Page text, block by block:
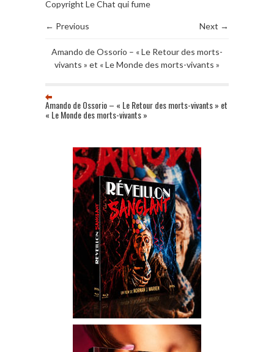
Copyright Le Chat qui fume
← Previous Next →
Amando de Ossorio – « Le Retour des morts-
vivants » et « Le Monde des morts-vivants »
Amando de Ossorio – « Le Retour des morts-vivants » et
« Le Monde des morts-vivants »